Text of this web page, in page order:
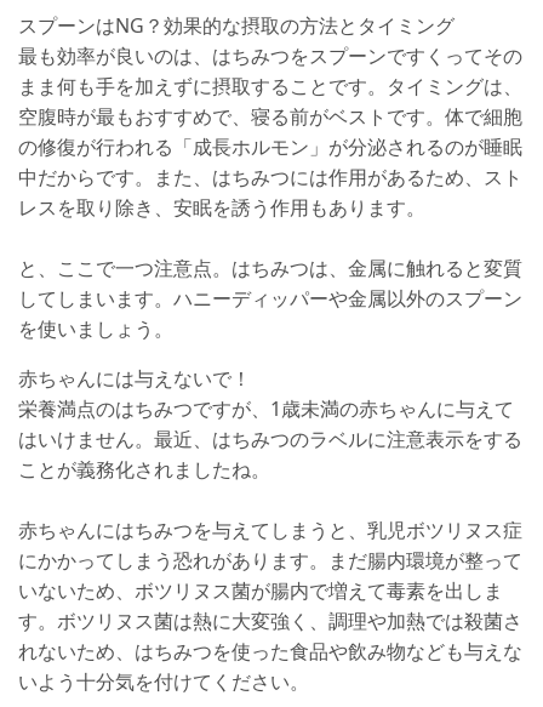
スプーンはNG？効果的な摂取の方法とタイミング
最も効率が良いのは、はちみつをスプーンですくってその
まま何も手を加えずに摂取することです。タイミングは、
空腹時が最もおすすめで、寝る前がベストです。体で細胞
の修復が行われる「成長ホルモン」が分泌されるのが睡眠
中だからです。また、はちみつには作用があるため、スト
レスを取り除き、安眠を誘う作用もあります。
と、ここで一つ注意点。はちみつは、金属に触れると変質
してしまいます。ハニーディッパーや金属以外のスプーン
を使いましょう。
赤ちゃんには与えないで！
栄養満点のはちみつですが、1歳未満の赤ちゃんに与えて
はいけません。最近、はちみつのラベルに注意表示をする
ことが義務化されましたね。
赤ちゃんにはちみつを与えてしまうと、乳児ボツリヌス症
にかかってしまう恐れがあります。まだ腸内環境が整って
いないため、ボツリヌス菌が腸内で増えて毒素を出しま
す。ボツリヌス菌は熱に大変強く、調理や加熱では殺菌さ
れないため、はちみつを使った食品や飲み物なども与えな
いよう十分気を付けてください。